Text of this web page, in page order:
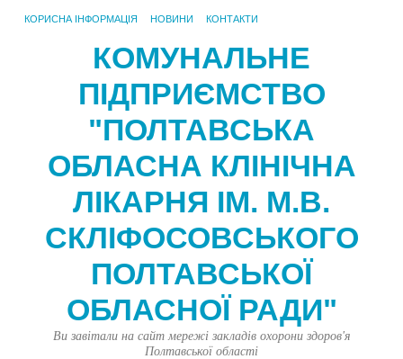
КОРИСНА ІНФОРМАЦІЯ НОВИНИ КОНТАКТИ
КОМУНАЛЬНЕ
ПІДПРИЄМСТВО
"ПОЛТАВСЬКА
ОБЛАСНА КЛІНІЧНА
ЛІКАРНЯ ІМ. М.В.
СКЛІФОСОВСЬКОГО
ПОЛТАВСЬКОЇ
ОБЛАСНОЇ РАДИ"
Ви завітали на сайт мережі закладів охорони здоров'я
Полтавської області